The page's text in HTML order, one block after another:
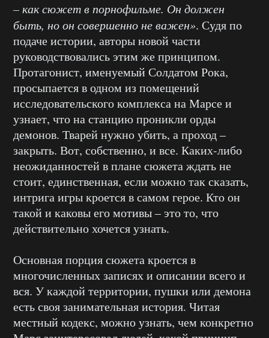
– как сюжет в порнофильме. Он должен
быть, но он совершенно не важен». Судя по
подаче истории, авторы новой части
руководствовались этим же принципом.
Протагонист, именуемый Солдатом Рока,
просыпается в одном из помещений
исследовательского комплекса на Марсе и
узнает, что на станцию проникли орды
демонов. Тварей нужно убить, а проход –
закрыть. Вот, собственно, и все. Каких-либо
неожиданностей в плане сюжета ждать не
стоит, единственная, если можно так сказать,
интрига игры кроется в самом герое. Кто он
такой и каковы его мотивы – это то, что
действительно хочется узнать.
Основная порция сюжета кроется в
многочисленных записях и описании всего и
вся. У каждой территории, пушки или демона
есть своя занимательная история. Читая
местный кодекс, можно узнать, чем конкретно